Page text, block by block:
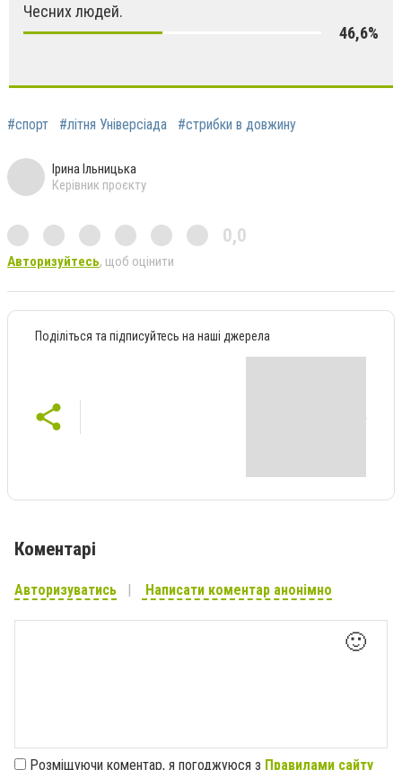
Чесних людей.
46,6%
#спорт #літня Універсіада #стрибки в довжину
Ірина Ільницька
Керівник проєкту
0,0
Авторизуйтесь, щоб оцінити
Поділіться та підписуйтесь на наші джерела
Коментарі
Авторизуватись Написати коментар анонімно
🙂
Розміщуючи коментар, я погоджуюся з Правилами сайту